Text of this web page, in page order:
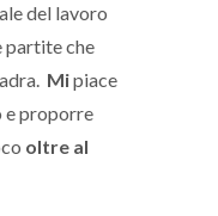
del lavoro
partite che
Mipiace
e proporre
oltre al